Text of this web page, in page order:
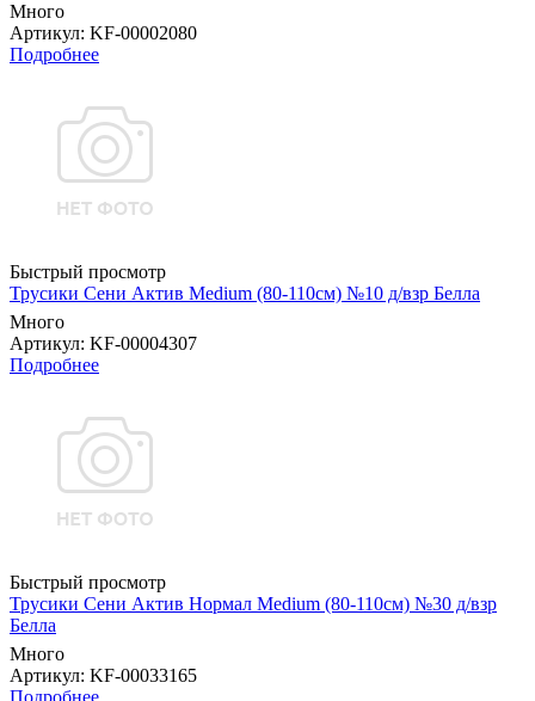
Много
Артикул: KF-00002080
Подробнее
Быстрый просмотр
Трусики Сени Актив Medium (80-110см) №10 д/взр Белла
Много
Артикул: KF-00004307
Подробнее
Быстрый просмотр
Трусики Сени Актив Нормал Medium (80-110см) №30 д/взр
Белла
Много
Артикул: KF-00033165